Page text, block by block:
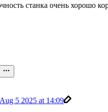
станка очень хорошо
5 2025 at 14:09